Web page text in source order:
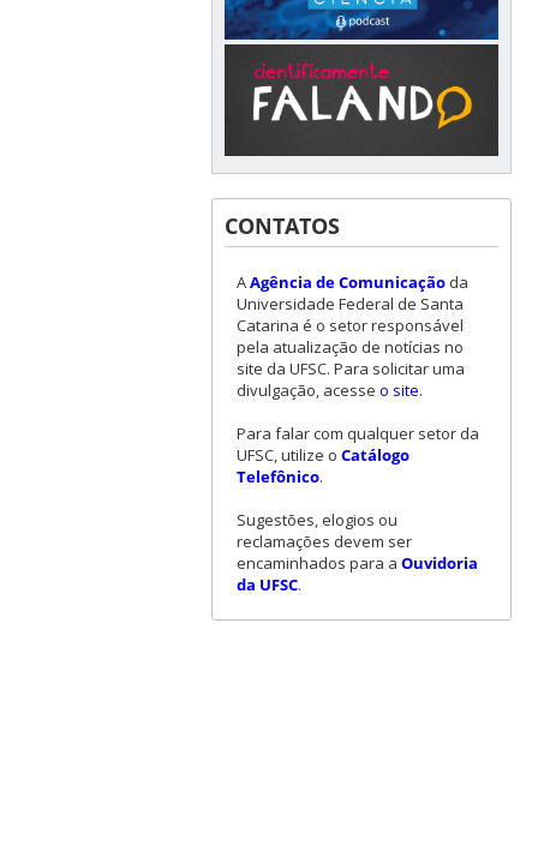
CONTATOS
AAgência de Comunicaçãoda
Universidade Federal de Santa
Catarina é o setor responsável
pela atualização de notícias no
site da UFSC. Para solicitar uma
divulgação, acesse o site.
Para falar com qualquer setor da
UFSC, utilize o Catálogo
Telefônico.
Sugestões, elogios ou
reclamações devem ser
encaminhados para a Ouvidoria
da UFSC.